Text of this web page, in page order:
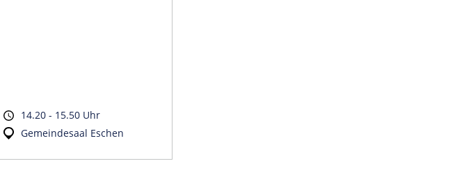
14.20 - 15.50 Uhr
Gemeindesaal Eschen